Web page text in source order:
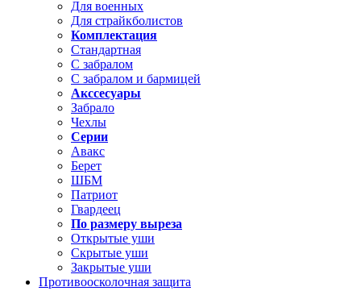
Для военных
Для страйкболистов
Комплектация
Стандартная
С забралом
С забралом и бармицей
Акссесуары
Забрало
Чехлы
Серии
Авакс
Берет
ШБМ
Патриот
Гвардеец
По размеру выреза
Открытые уши
Скрытые уши
Закрытые уши
Противоосколочная защита